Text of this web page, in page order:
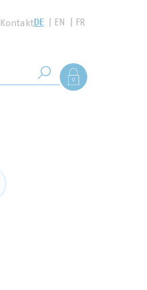
KontaktDE EN FR
Suche starten
Als Mitglied